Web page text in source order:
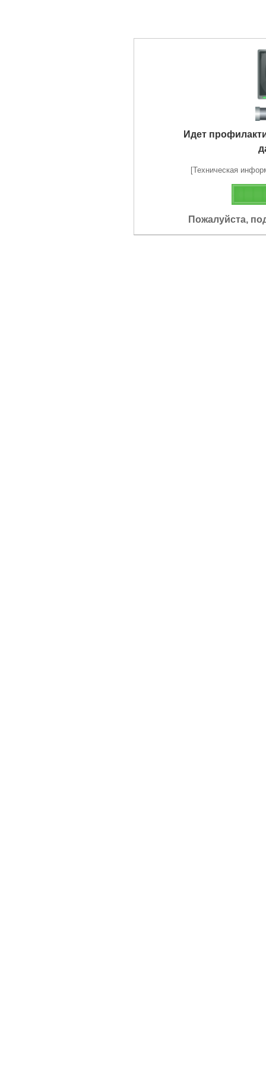
Идет
[Техническая
Пожалуйста,